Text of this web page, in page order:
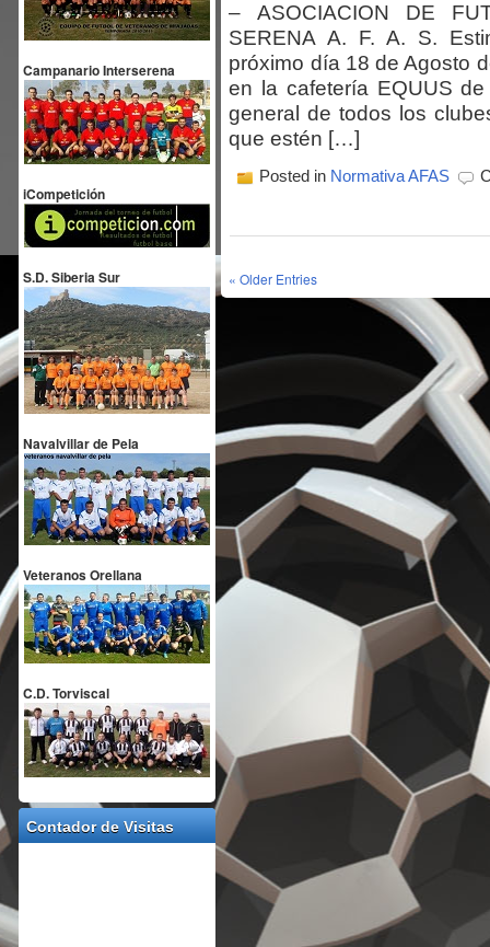
Campanario Interserena
iCompetición
S.D. Siberia Sur
Navalvillar de Pela
Veteranos Orellana
C.D. Torviscal
Contador de Visitas
– ASOCIACION DE
SERENA A. F. A. S.
próximo día 18 de Agosto
en la cafetería EQUUS
general de todos los
que estén […]
Posted in Normativa AFAS
« Older Entries